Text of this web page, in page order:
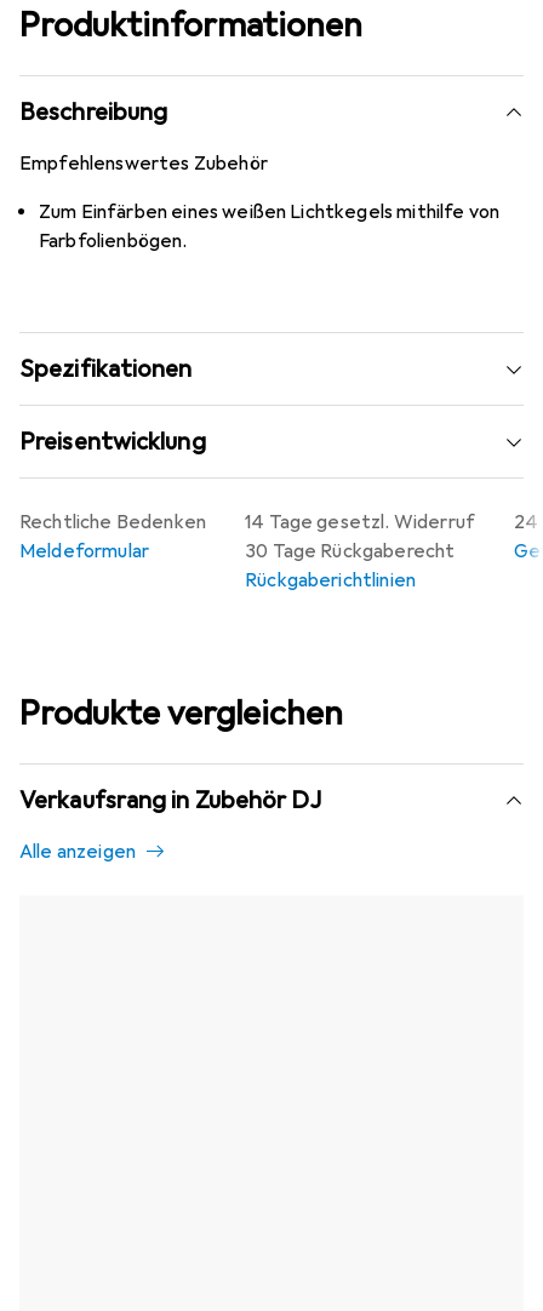
Produktinformationen
Beschreibung
Empfehlenswertes Zubehör
Zum Einfärben eines weißen Lichtkegels mithilfe von
Farbfolienbögen.
Spezifikationen
Preisentwicklung
14 Tage gesetzl. Widerruf
30 Tage Rückgaberecht
Rückgaberichtlinien
24
Rechtliche Bedenken
Meldeformular
Produkte vergleichen
Verkaufsrang in Zubehör DJ
Alle anzeigen